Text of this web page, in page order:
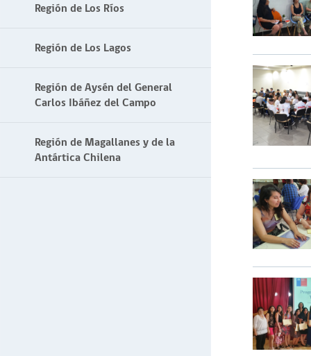
Región de Los Ríos
Región de Los Lagos
Región de Aysén del General
Carlos Ibáñez del Campo
Región de Magallanes y de la
Antártica Chilena